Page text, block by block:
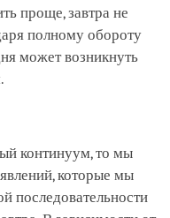
проще, завтра не
полному обороту
может возникнуть
континуум, то мы
которые мы
последовательности